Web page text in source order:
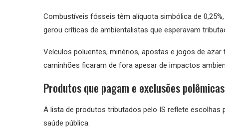
Combustíveis fósseis têm alíquota simbólica de
gerou críticas de ambientalistas que esperavam
Veículos poluentes, minérios, apostas e jogos de
caminhões ficaram de fora apesar de impactos
Produtos que pagam e exclusões polêmicas
A lista de produtos tributados pelo IS reflete
saúde pública.